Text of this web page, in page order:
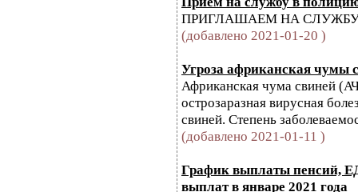
ПРИГЛАШАЕМ НА
(добавлено 2021-01-20 )
Угроза африканская чумы
Африканская чума свиней
острозаразная вирусная
свиней. Степень
(добавлено 2021-01-11 )
График выплаты пенсий,
выплат в январе 2021 года